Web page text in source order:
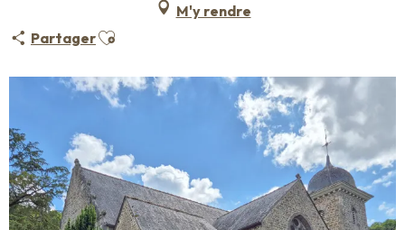
M'y rendre
PartagerAjouter aux favoris